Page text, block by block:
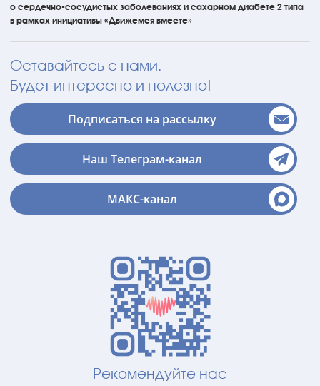
о сердечно-сосудистых заболеваниях и сахарном диабете 2 типа
в рамках инициативы «Движемся вместе»
Оставайтесь с нами.
Будет интересно и полезно!
Подписаться на рассылку
Наш Телеграм-канал
МАКС-канал
Рекомендуйте нас